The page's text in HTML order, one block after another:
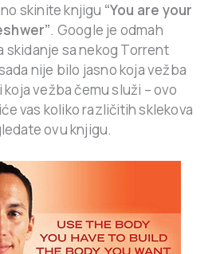
skinite knjigu “You are your
. Google je odmah
skidanje sa nekog Torrent
nije bilo jasno koja vežba
vežba čemu služi – ovo
vas koliko različitih sklekova
ovu knjigu.